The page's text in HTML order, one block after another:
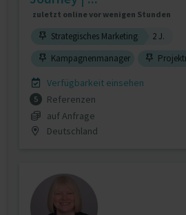
zuletzt online vor wenigen Stunden
Strategisches Marketing
2 J.
Kampagnenmanager
Verfügbarkeit einsehen
5
Referenzen
auf Anfrage
Deutschland